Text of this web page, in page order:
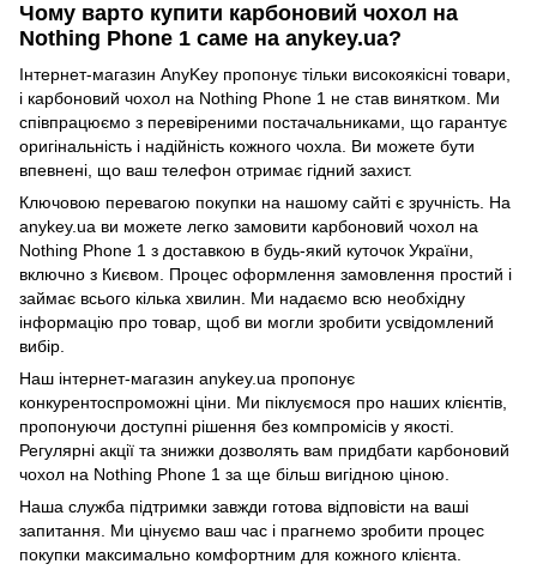
Чому варто купити карбоновий чохол на
Nothing Phone 1 саме на anykey.ua?
Інтернет-магазин AnyKey пропонує тільки високоякісні товари,
і карбоновий чохол на Nothing Phone 1 не став винятком. Ми
співпрацюємо з перевіреними постачальниками, що гарантує
оригінальність і надійність кожного чохла. Ви можете бути
впевнені, що ваш телефон отримає гідний захист.
Ключовою перевагою покупки на нашому сайті є зручність. На
anykey.ua ви можете легко замовити карбоновий чохол на
Nothing Phone 1 з доставкою в будь-який куточок України,
включно з Києвом. Процес оформлення замовлення простий і
займає всього кілька хвилин. Ми надаємо всю необхідну
інформацію про товар, щоб ви могли зробити усвідомлений
вибір.
Наш інтернет-магазин anykey.ua пропонує
конкурентоспроможні ціни. Ми піклуємося про наших клієнтів,
пропонуючи доступні рішення без компромісів у якості.
Регулярні акції та знижки дозволять вам придбати карбоновий
чохол на Nothing Phone 1 за ще більш вигідною ціною.
Наша служба підтримки завжди готова відповісти на ваші
запитання. Ми цінуємо ваш час і прагнемо зробити процес
покупки максимально комфортним для кожного клієнта.